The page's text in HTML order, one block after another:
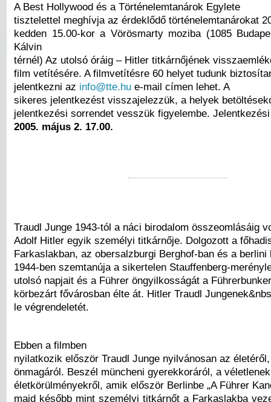
A Best Hollywood és a Történelemtanárok Egylete
tisztelettel meghívja az érdeklődő történelemtanárokat
kedden 15.00-kor a Vörösmarty moziba (1085
Kálvin
térnél) Az utolsó óráig – Hitler titkárnőjének
film vetítésére. A filmvetítésre 60 helyet tudunk
jelentkezni az info@tte.hu e-mail címen lehet. A
sikeres jelentkezést visszajelezzük, a helyek
jelentkezési sorrendet vesszük figyelembe.
2005. május 2. 17.00.
Traudl Junge 1943-tól a náci birodalom összeomlásáig
Adolf Hitler egyik személyi titkárnője. Dolgozott a
Farkaslakban, az obersalzburgi Berghof-ban és a berlini
1944-ben szemtanúja a sikertelen Stauffenberg-
utolsó napjait és a Führer öngyilkosságát a
körbezárt fővárosban élte át. Hitler Traudl
le végrendeletét.
Ebben a filmben
nyilatkozik először Traudl Junge nyilvánosan az
önmagáról. Beszél müncheni gyerekkoráról, a
életkörülményekről, amik először Berlinbe „A Führer
majd később mint személyi titkárnőt a Farkaslakba